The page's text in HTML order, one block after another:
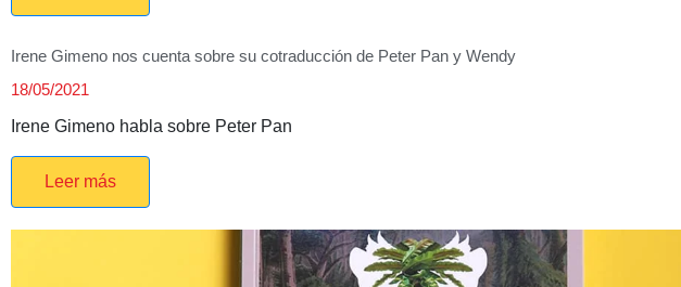
Irene Gimeno nos cuenta sobre su cotraducción de Peter Pan y Wendy
18/05/2021
Irene Gimeno habla sobre Peter Pan
Leer más